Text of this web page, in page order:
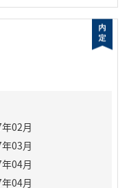
02月
03月
04月
04月